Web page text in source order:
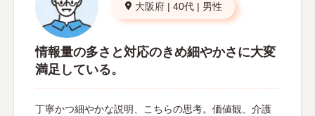
大阪府 | 40代 | 男性
情報量の多さと対応のきめ細やかさに大変
満足している。
丁寧かつ細やかな説明、こちらの思考。価値観、介護